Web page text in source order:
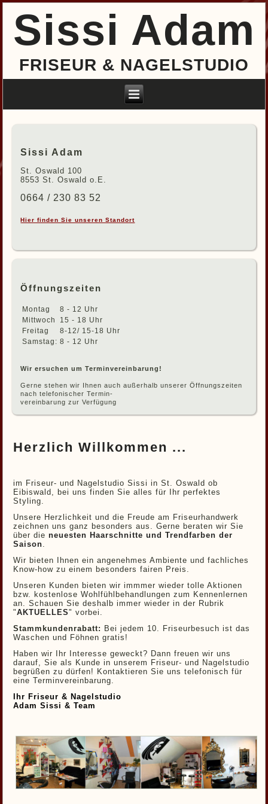
Sissi Adam
FRISEUR & NAGELSTUDIO
Sissi Adam
St. Oswald 100
8553 St. Oswald o.E.
0664 / 230 83 52
Hier finden Sie unseren Standort
Öffnungszeiten
Montag
8 - 12 Uhr
Mittwoch
15 - 18 Uhr
Freitag
8-12/ 15-18 Uhr
Samstag: 8 - 12 Uhr
Wir ersuchen um Terminvereinbarung!
Gerne stehen wir Ihnen auch außerhalb unserer Öffnungszeiten
nach telefonischer Termin-
vereinbarung zur Verfügung
Herzlich Willkommen ...
im Friseur- und Nagelstudio Sissi in St. Oswald ob
Eibiswald, bei uns finden Sie alles für Ihr perfektes
Styling.
Unsere Herzlichkeit und die Freude am Friseurhandwerk
zeichnen uns ganz besonders aus. Gerne beraten wir Sie
über dieneuesten Haarschnitte und Trendfarben der
Saison
Wir bieten Ihnen ein angenehmes Ambiente und fachliches
Know-how zu einem besonders fairen Preis.
Unseren Kunden bieten wir immmer wieder tolle Aktionen
bzw. kostenlose Wohlfühlbehandlungen zum Kennenlernen
an. Schauen Sie deshalb immer wieder in der Rubrik
"AKTUELLES" vorbei.
Stammkundenrabatt: Bei jedem 10. Friseurbesuch ist das
Waschen und Föhnen gratis!
Haben wir Ihr Interesse geweckt? Dann freuen wir uns
darauf, Sie als Kunde in unserem Friseur- und Nagelstudio
begrüßen zu dürfen! Kontaktieren Sie uns telefonisch für
eine Terminvereinbarung.
Ihr Friseur & Nagelstudio
Adam Sissi & Team